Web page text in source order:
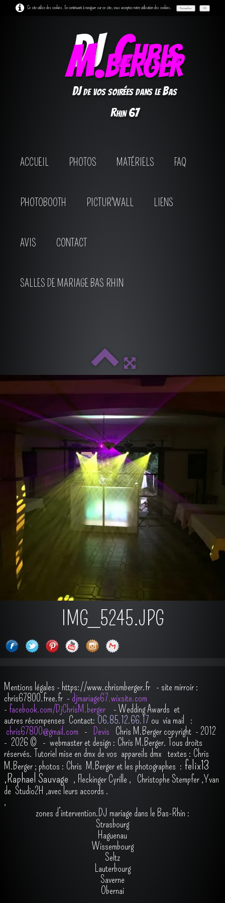
Ce site utilise des cookies. En continuant à naviguer sur ce site, vous acceptez notre utilisation des cookies. Personnaliser OK
DJChris
M.berger
DJ de vos soirées dans le Bas
Rhin 67
ACCUEIL PHOTOS MATÉRIELS FAQ
PHOTOBOOTH PICTUR'WALL LIENS
AVIS CONTACT
SALLES DE MARIAGE BAS RHIN
IMG_5245.JPG
Mentions légales - https://www.chrismberger.fr - site mirroir :
chris67800.free.fr - djmariage67.wixsite.com
- facebook.com/DjChrisM.berger - Wedding Awards et
autres récompenses Contact: O6.85.12.66.17 ou via mail :
chris67800@gmail.com - Devis Chris M.Berger copyright - 2012
- 2026 © - webmaster et design : Chris M.Berger. Tous droits
réservés. Tutoriel mise en dmx de vos appareils dmx textes : Chris
M.Berger ; photos : Chris M.Berger et les photographes : felix13
,Raphael Sauvage , Fleckinger Cyrille , Christophe Stempfer ,Yvan
de Studio2H ,avec leurs accords .
,
zones d’intervention.DJ mariage dans le Bas-Rhin :
Strasbourg
Haguenau
Wissembourg
Seltz
Lauterbourg
Saverne
Obernai